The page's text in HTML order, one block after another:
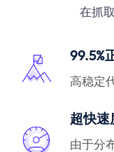
在抓
99.5%
高稳定
超快速
由于分